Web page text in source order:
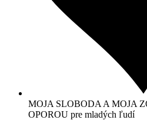
MOJA SLOBODA A MOJA
OPOROU pre mladých ľudí